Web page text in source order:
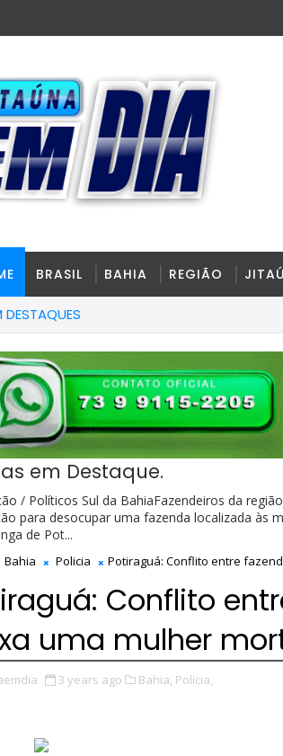
BRASIL BAHIA REGIÃO
DESTAQUES
em Destaque.
/ Políticos Sul da BahiaFazendeiros da
para desocupar uma fazenda localizada às
de Pot...
Bahia Policia Potiraguá: Conflito entre
Conflito
uma mulher
3 years ago Bahia, Policia,